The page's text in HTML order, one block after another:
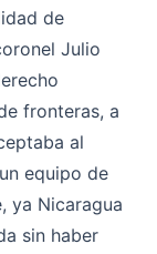
de
Julio
fronteras, a
al
equipo de
ya Nicaragua
sin haber